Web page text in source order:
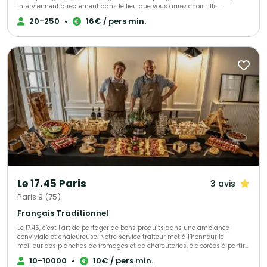
interviennent directement dans le lieu que vous aurez choisi. Ils
proposent un large choix de produits.
20-250 • 16€ / pers min.
Le 17.45 Paris 3 avis
Paris 9 (75)
Français Traditionnel
Le 17.45, c’est l’art de partager de bons produits dans une ambiance
conviviale et chaleureuse. Notre service traiteur met à l’honneur le
meilleur des planches de fromages et de charcuteries, élaborées à partir
de produits français, locaux et soigneusement sélectionnés. Nous créons
des moments gourmands sur mesure, pour vos événements
10-10000 • 10€ / pers min.